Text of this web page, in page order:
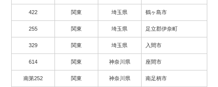
422 関東 埼玉県 鶴ヶ島市
255 関東 埼玉県 足立郡伊奈町
329 関東 埼玉県 入間市
614 関東 神奈川県 座間市
南第252 関東 神奈川県 南足柄市